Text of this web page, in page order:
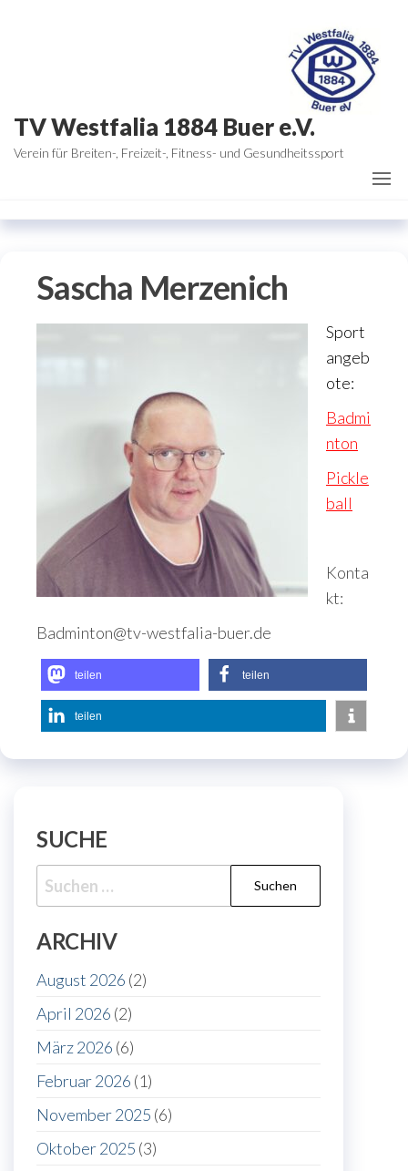
TV Westfalia 1884 Buer e.V.
Verein für Breiten-, Freizeit-, Fitness- und Gesundheitssport
Sascha Merzenich
Sport
angeb
ote:
Badmi
nton
Pickle
ball
Konta
kt:
Badminton@tv-westfalia-buer.de
teilen teilen
teilen
SUCHE
Suche
nach:
ARCHIV
August 2026 (2)
April 2026 (2)
März 2026 (6)
Februar 2026 (1)
November 2025 (6)
Oktober 2025 (3)